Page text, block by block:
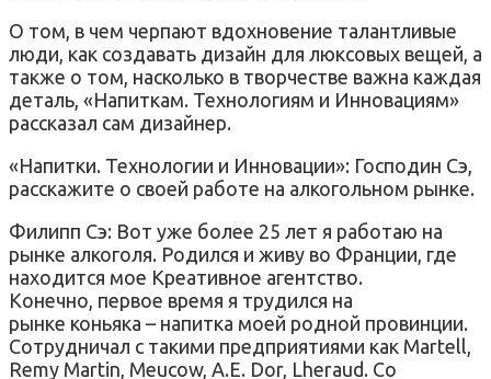
О том, в чем черпают вдохновение талантливые
люди, как создавать дизайн для люксовых вещей, а
также о том, насколько в творчестве важна каждая
деталь, «Напиткам. Технологиям и Инновациям»
рассказал сам дизайнер.
«Напитки. Технологии и Инновации»: Господин Сэ,
расскажите о своей работе на алкогольном рынке.
Филипп Сэ: Вот уже более 25 лет я работаю на
рынке алкоголя. Родился и живу во Франции, где
находится мое Креативное агентство.
Конечно, первое время я трудился на
рынке коньяка – напитка моей родной провинции.
Сотрудничал с такими предприятиями как Martell,
Remy Martin, Meucow, A.E. Dor, Lheraud. Со